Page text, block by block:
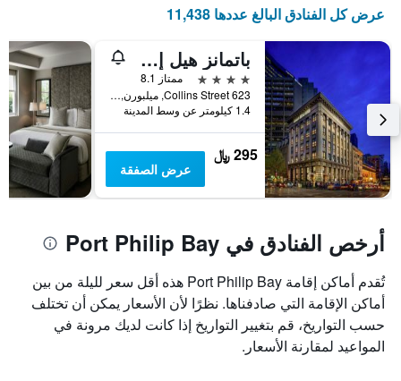
عرض كل الفنادق البالغ عددها 11,438
باتمانز هيل إن كولينز
4 نجوم
ممتاز 8.1
623 Collins Street, ميلبورن, VIC, أستراليا
1.4 كيلومتر عن وسط المدينة
295 ﷼
عرض الصفقة
أرخص الفنادق في Port Philip Bay
تُقدم أماكن إقامة Port Philip Bay هذه أقل سعر لليلة من بين
أماكن الإقامة التي صادفناها. نظرًا لأن الأسعار يمكن أن تختلف
حسب التواريخ، قم بتغيير التواريخ إذا كانت لديك مرونة في
المواعيد لمقارنة الأسعار.